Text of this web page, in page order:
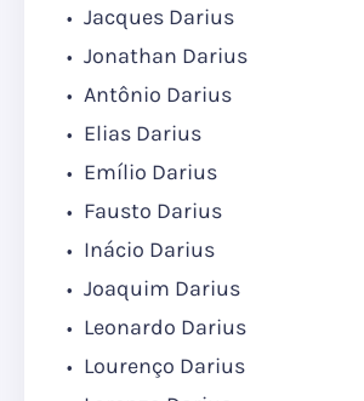
Jacques Darius
Jonathan Darius
Antônio Darius
Elias Darius
Emílio Darius
Fausto Darius
Inácio Darius
Joaquim Darius
Leonardo Darius
Lourenço Darius